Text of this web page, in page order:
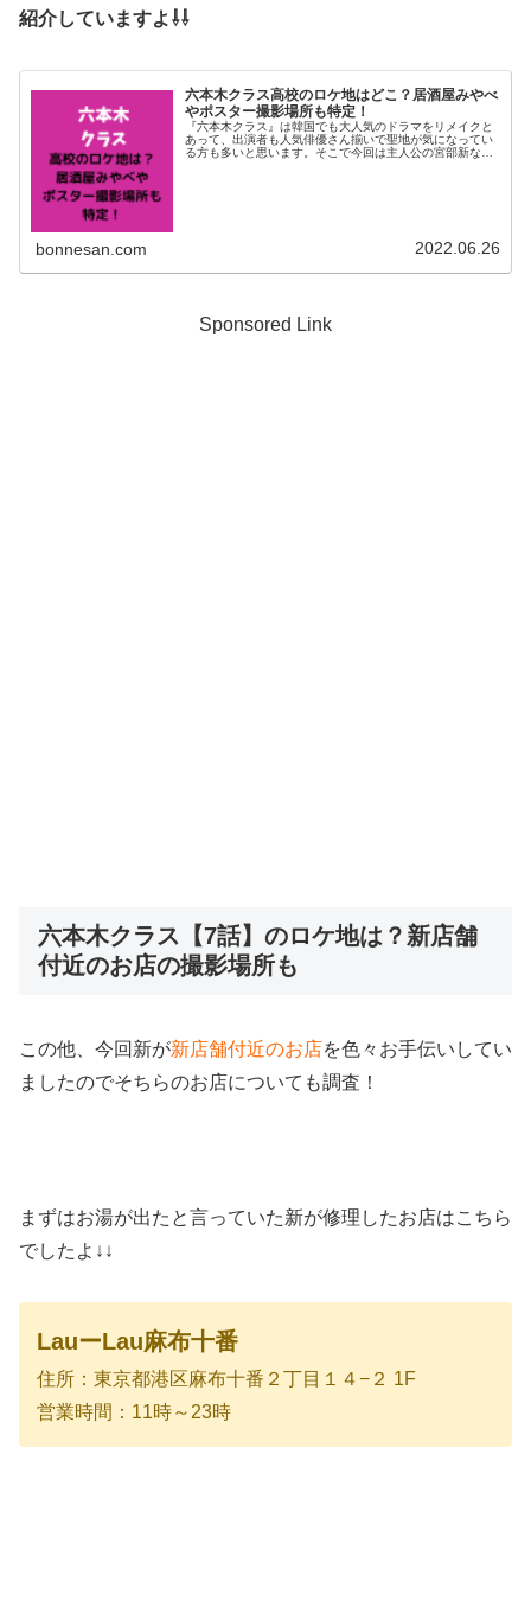
紹介していますよ⇩⇩
六本木クラス高校のロケ地はどこ？居酒屋みやべ
やポスター撮影場所も特定！
『六本木クラス』は韓国でも大人気のドラマをリメイクと
あって、出演者も人気俳優さん揃いで聖地が気になってい
る方も多いと思います。そこで今回は主人公の宮部新など
bonnesan.com 2022.06.26
Sponsored Link
六本木クラス【7話】のロケ地は？新店舗
付近のお店の撮影場所も
この他、今回新が新店舗付近のお店を色々お手伝いしてい
ましたのでそちらのお店についても調査！
まずはお湯が出たと言っていた新が修理したお店はこちら
でしたよ↓↓
LauーLau麻布十番
住所：東京都港区麻布十番２丁目１４−２ 1F
営業時間：11時～23時